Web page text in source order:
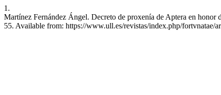
1.
Martínez Fernández Ángel. Decreto de proxenía de Aptera en
55. Available from: https://www.ull.es/revistas/index.php/fortvnatae/